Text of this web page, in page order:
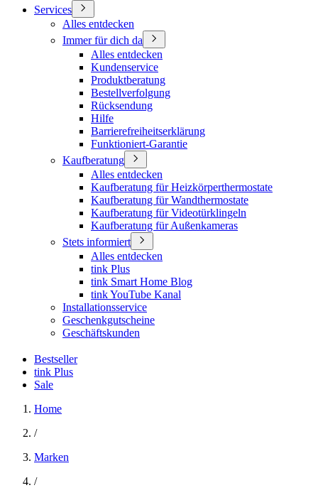
Services
Alles entdecken
Immer für dich da
Alles entdecken
Kundenservice
Produktberatung
Bestellverfolgung
Rücksendung
Hilfe
Barrierefreiheitserklärung
Funktioniert-Garantie
Kaufberatung
Alles entdecken
Kaufberatung für Heizkörperthermostate
Kaufberatung für Wandthermostate
Kaufberatung für Videotürklingeln
Kaufberatung für Außenkameras
Stets informiert
Alles entdecken
tink Plus
tink Smart Home Blog
tink YouTube Kanal
Installationsservice
Geschenkgutscheine
Geschäftskunden
Bestseller
tink Plus
Sale
Home
/
Marken
/